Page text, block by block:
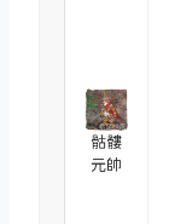
骷髏
元帥